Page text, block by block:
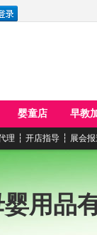
婴童店 早教
理 ┆ 开店指导 ┆ 展会报
用品